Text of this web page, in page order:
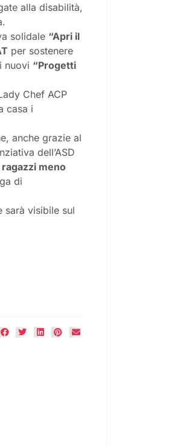
alla disabilità,
solidale “Apri il
per sostenere
nuovi “Progetti
Chef ACP
casa i
anche grazie al
dell’ASD
meno
di
sarà visibile sul